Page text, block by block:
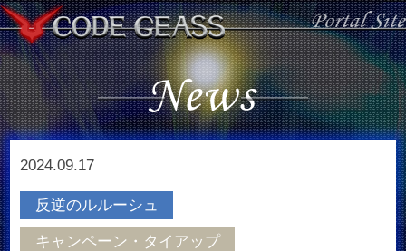
2024.09.17
反逆のルルーシュ
キャンペーン・タイアップ